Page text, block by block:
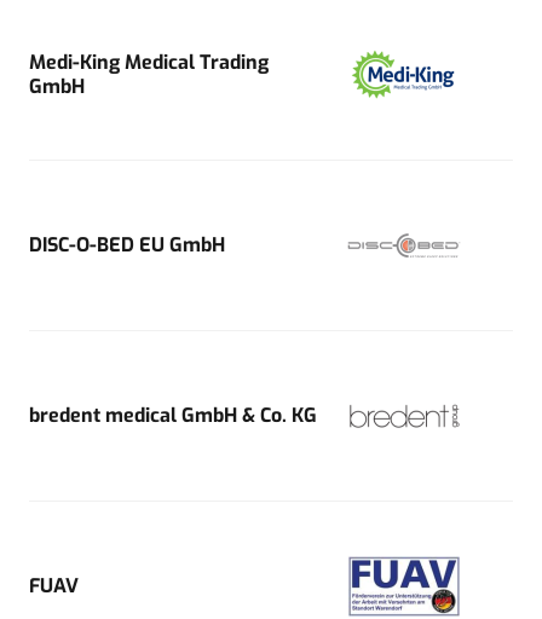
Medi-King Medical Trading
GmbH
DISC-O-BED EU GmbH
bredent medical GmbH & Co. KG
FUAV